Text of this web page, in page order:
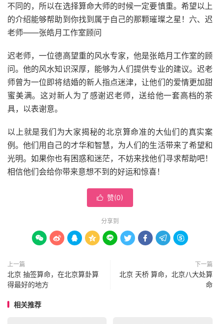
不同的，所以在选择算命大师的时候一定要慎重。希望以上
的介绍能够帮助到你找到属于自己的那颗璀璨之星！六、迟
老师——张皓月工作室顾问
迟老师，一位德高望重的风水专家，他是张皓月工作室的顾
问。他的风水知识深厚，能够为人们提供专业的建议。迟老
师曾为一位即将结婚的新人指点迷津，让他们的爱情更加甜
蜜美满。这对新人为了感谢迟老师，送给他一套高档的茶
具，以表谢意。
以上就是我们为大家揭秘的北京算命准的大仙们的真实案
例。他们用自己的才华和智慧，为人们的生活带来了希望和
光明。如果你也有困惑和迷茫，不妨来找他们寻求帮助吧！
相信他们会给你带来意想不到的好运和惊喜！
 赞(0)
分享到
        
上一篇
北京 抽签算命，在北京算卦算
得最好的地方
下一篇
北京 天桥 算命，北京八大处算
命
相关推荐